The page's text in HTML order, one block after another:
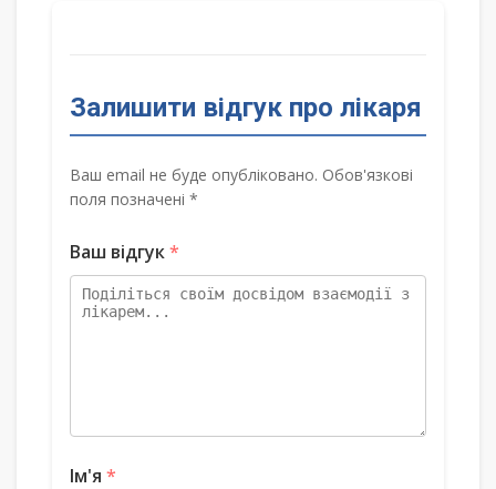
Залишити відгук про лікаря
Ваш email не буде опубліковано. Обов'язкові
поля позначені *
Ваш відгук*
Ім'я *